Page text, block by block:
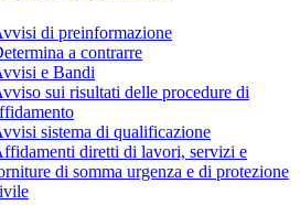
di preinformazione
a contrarre
e Bandi
sui risultati delle procedure di
sistema di qualificazione
diretti di lavori, servizi e
di somma urgenza e di protezione